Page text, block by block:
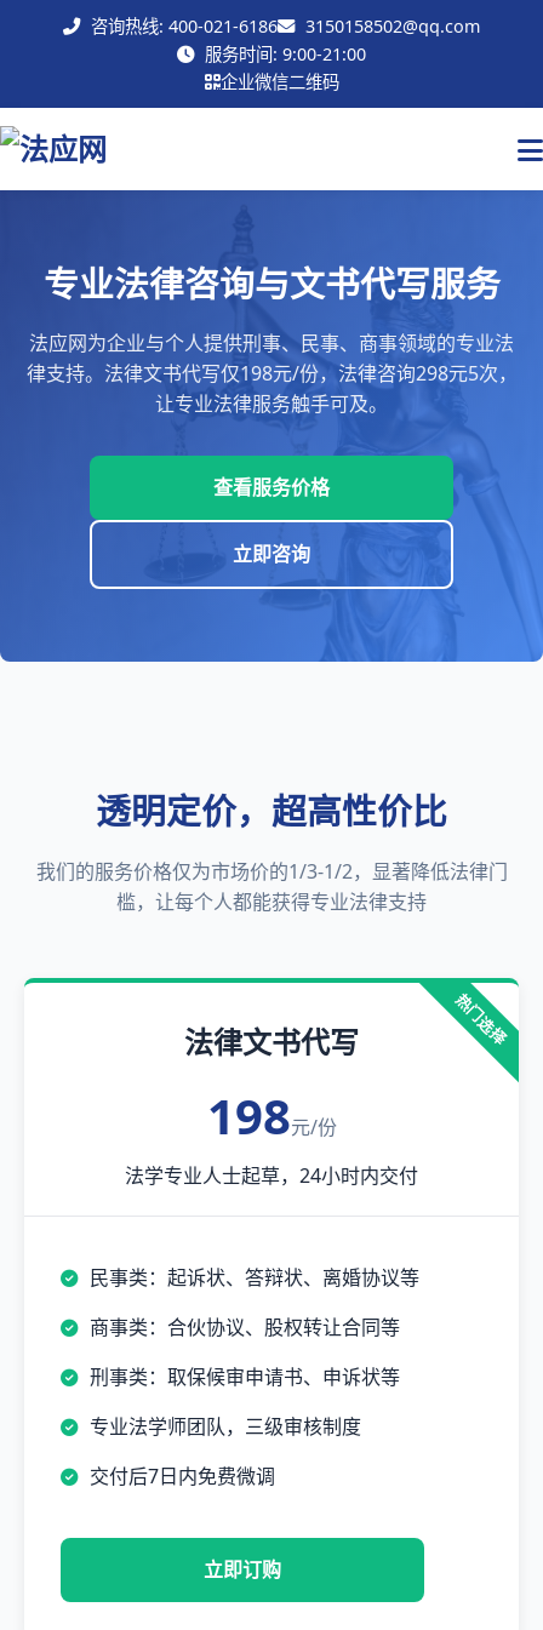
咨询热线: 400-021-6186
3150158502@qq.com
服务时间: 9:00-21:00
企业微信二维码
专业法律咨询与文书代写服务
法应网为企业与个人提供刑事、民事、商事领域的专业法
律支持。法律文书代写仅198元/份，法律咨询298元5次，
让专业法律服务触手可及。
查看服务价格
立即咨询
透明定价，超高性价比
我们的服务价格仅为市场价的1/3-1/2，显著降低法律门
槛，让每个人都能获得专业法律支持
热门选择
法律文书代写
198元/份
法学专业人士起草，24小时内交付
民事类：起诉状、答辩状、离婚协议等
商事类：合伙协议、股权转让合同等
刑事类：取保候审申请书、申诉状等
专业法学师团队，三级审核制度
交付后7日内免费微调
立即订购